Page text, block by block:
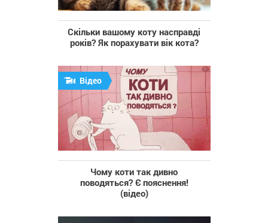
Скільки вашому коту насправді
років? Як порахувати вік кота?
Відео
Чому коти так дивно
поводяться? Є пояснення!
(відео)